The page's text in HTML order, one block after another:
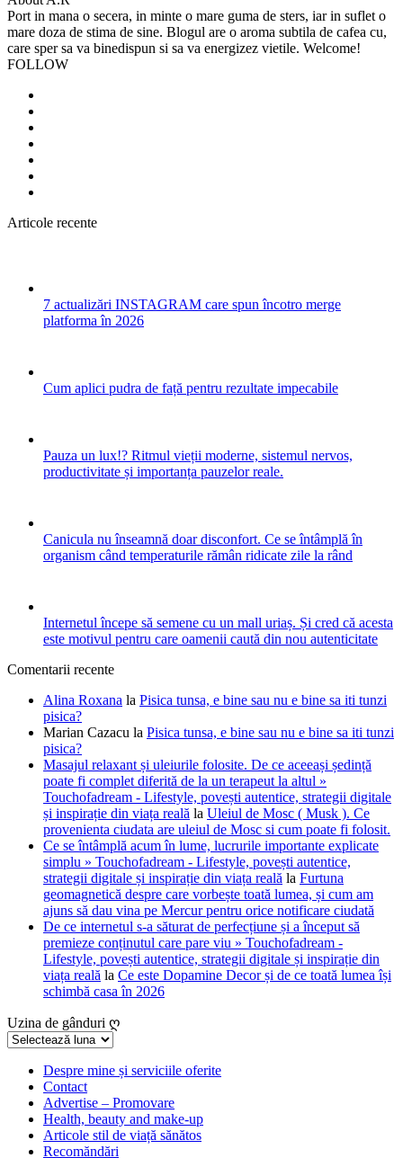
Port in mana o secera, in minte o mare guma de sters, iar in suflet o
mare doza de stima de sine. Blogul are o aroma subtila de cafea cu,
care sper sa va binedispun si sa va energizez vietile. Welcome!
FOLLOW
Articole recente
7 actualizări INSTAGRAM care spun încotro merge
platforma în 2026
Cum aplici pudra de față pentru rezultate impecabile
Pauza un lux!? Ritmul vieții moderne, sistemul nervos,
productivitate și importanța pauzelor reale.
Canicula nu înseamnă doar disconfort. Ce se întâmplă în
organism când temperaturile rămân ridicate zile la rând
Internetul începe să semene cu un mall uriaș. Și cred că acesta
este motivul pentru care oamenii caută din nou autenticitate
Comentarii recente
Alina Roxana la Pisica tunsa, e bine sau nu e bine sa iti tunzi
pisica?
Marian Cazacu la Pisica tunsa, e bine sau nu e bine sa iti tunzi
pisica?
Masajul relaxant și uleiurile folosite. De ce aceeași ședință
poate fi complet diferită de la un terapeut la altul »
Touchofadream - Lifestyle, povești autentice, strategii digitale
și inspirație din viața reală la Uleiul de Mosc ( Musk ). Ce
provenienta ciudata are uleiul de Mosc si cum poate fi folosit.
Ce se întâmplă acum în lume, lucrurile importante explicate
simplu » Touchofadream - Lifestyle, povești autentice,
strategii digitale și inspirație din viața reală la Furtuna
geomagnetică despre care vorbește toată lumea, și cum am
ajuns să dau vina pe Mercur pentru orice notificare ciudată
De ce internetul s-a săturat de perfecțiune și a început să
premieze conținutul care pare viu » Touchofadream -
Lifestyle, povești autentice, strategii digitale și inspirație din
viața reală la Ce este Dopamine Decor și de ce toată lumea își
schimbă casa în 2026
Uzina de gânduri ღ
Uzina
gânduriDespre mine și serviciile oferite
Contact
Advertise – Promovare
Health, beauty and make-up
Articole stil de viață sănătos
Recomăndări